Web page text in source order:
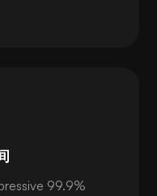
99.9%